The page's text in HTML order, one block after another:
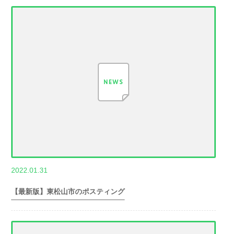
2022.01.31
【最新版】東松山市のポスティング